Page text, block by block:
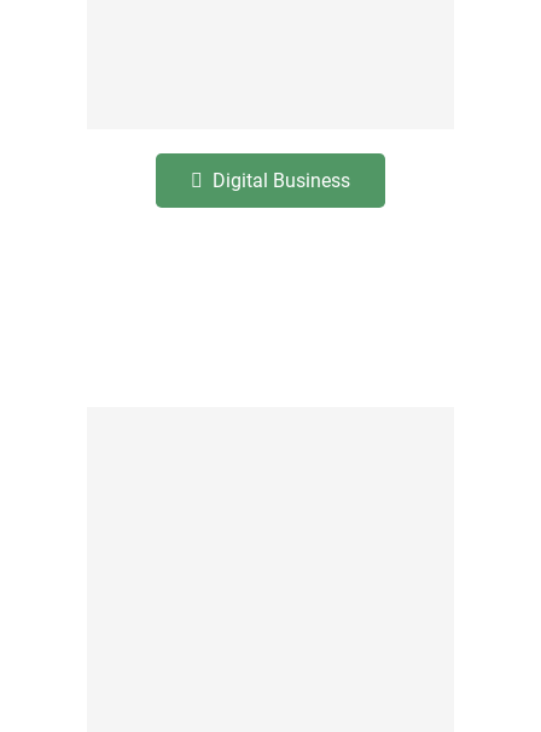
Digital Business